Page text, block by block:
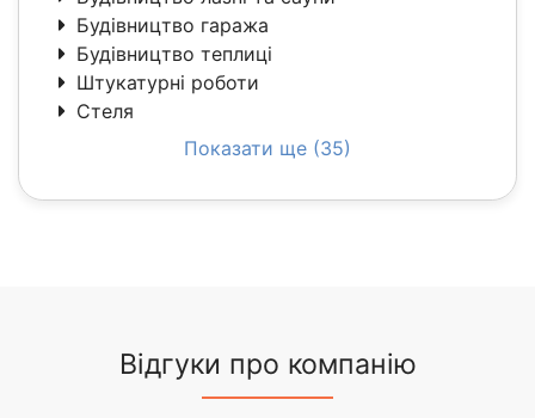
Будівництво гаража
Будівництво теплиці
Штукатурні роботи
Стеля
Показати ще (35)
Відгуки про компанію